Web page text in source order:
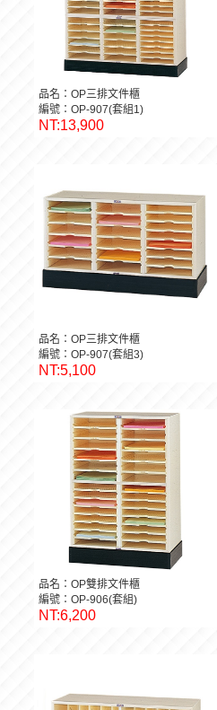
品名：OP三排文件櫃
編號：OP-907(套組1)
NT:13,900
品名：OP三排文件櫃
編號：OP-907(套組3)
NT:5,100
品名：OP雙排文件櫃
編號：OP-906(套組)
NT:6,200